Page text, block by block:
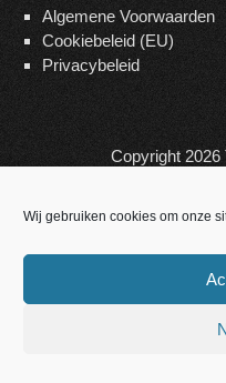
Wij gebruiken cookies om onze
Algemene Voorwaarden
Cookiebeleid (EU)
Privacybeleid
Copyright 2026